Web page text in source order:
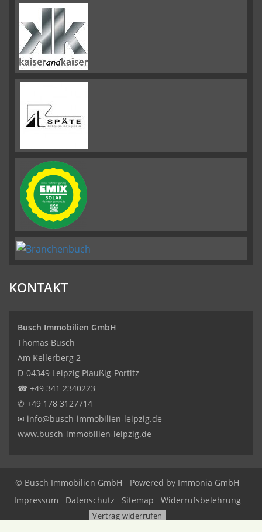
KONTAKT
Busch Immobilien GmbH
Thomas Busch
Am Kellerberg 2
D-04349 Leipzig Plaußig-Portitz
☎ +49 341 2340223
✆ +49 178 3127714
✉ info@busch-immobilien-leipzig.de
www.busch-immobilien-leipzig.de
© Busch Immobilien GmbH
Powered by Immonia GmbH
Impressum
Datenschutz Sitemap Widerrufsbelehrung
Vertrag widerrufen